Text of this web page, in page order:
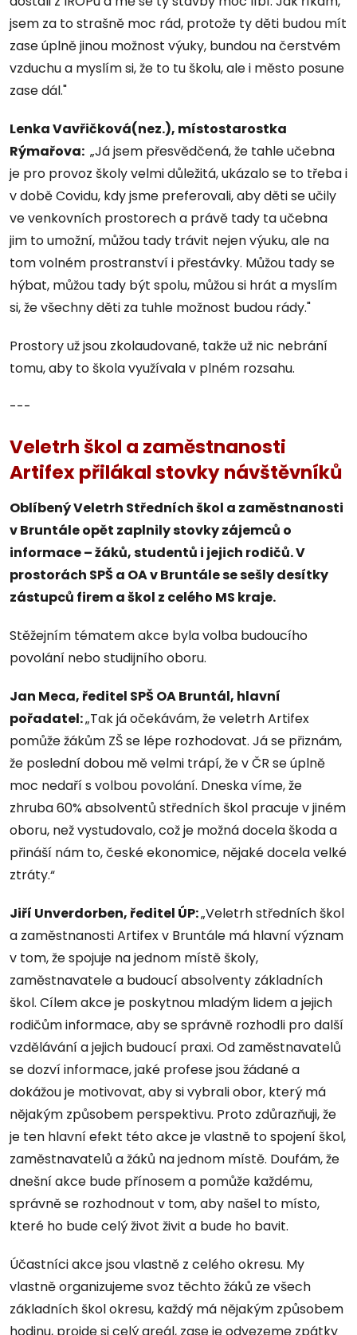
jsem za to strašně moc rád, protože ty děti budou mít
zase úplně jinou možnost výuky, bundou na čerstvém
vzduchu a myslím si, že to tu školu, ale i město posune
zase dál."
Lenka Vavřičková(nez.), místostarostka
Rýmařova: „Já jsem přesvědčená, že tahle učebna
je pro provoz školy velmi důležitá, ukázalo se to třeba i
v době Covidu, kdy jsme preferovali, aby děti se učily
ve venkovních prostorech a právě tady ta učebna
jim to umožní, můžou tady trávit nejen výuku, ale na
tom volném prostranství i přestávky. Můžou tady se
hýbat, můžou tady být spolu, můžou si hrát a myslím
si, že všechny děti za tuhle možnost budou rády."
Prostory už jsou zkolaudované, takže už nic nebrání
tomu, aby to škola využívala v plném rozsahu.
---
Veletrh škol a zaměstnanosti
Artifex přilákal stovky návštěvníků
Oblíbený Veletrh Středních škol a zaměstnanosti
v Bruntále opět zaplnily stovky zájemců o
informace – žáků, studentů i jejich rodičů. V
prostorách SPŠ a OA v Bruntále se sešly desítky
zástupců firem a škol z celého MS kraje.
Stěžejním tématem akce byla volba budoucího
povolání nebo studijního oboru.
Jan Meca, ředitel SPŠ OA Bruntál, hlavní
pořadatel:„Tak já očekávám, že veletrh Artifex
pomůže žákům ZŠ se lépe rozhodovat. Já se přiznám,
že poslední dobou mě velmi trápí, že v ČR se úplně
moc nedaří s volbou povolání. Dneska víme, že
zhruba 60% absolventů středních škol pracuje v jiném
oboru, než vystudovalo, což je možná docela škoda a
přináší nám to, české ekonomice, nějaké docela velké
ztráty.“
Jiří Unverdorben, ředitel ÚP:„Veletrh středních škol
a zaměstnanosti Artifex v Bruntále má hlavní význam
v tom, že spojuje na jednom místě školy,
zaměstnavatele a budoucí absolventy základních
škol. Cílem akce je poskytnou mladým lidem a jejich
rodičům informace, aby se správně rozhodli pro další
vzdělávání a jejich budoucí praxi. Od zaměstnavatelů
se dozví informace, jaké profese jsou žádané a
dokážou je motivovat, aby si vybrali obor, který má
nějakým způsobem perspektivu. Proto zdůrazňuji, že
je ten hlavní efekt této akce je vlastně to spojení škol,
zaměstnavatelů a žáků na jednom místě. Doufám, že
dnešní akce bude přínosem a pomůže každému,
správně se rozhodnout v tom, aby našel to místo,
které ho bude celý život živit a bude ho bavit.
Účastníci akce jsou vlastně z celého okresu. My
vlastně organizujeme svoz těchto žáků ze všech
základních škol okresu, každý má nějakým způsobem